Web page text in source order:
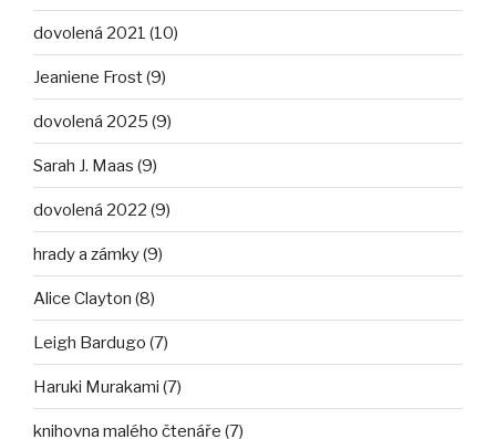
dovolená 2021 (10)
Jeaniene Frost (9)
dovolená 2025 (9)
Sarah J. Maas (9)
dovolená 2022 (9)
hrady a zámky (9)
Alice Clayton (8)
Leigh Bardugo (7)
Haruki Murakami (7)
knihovna malého čtenáře (7)